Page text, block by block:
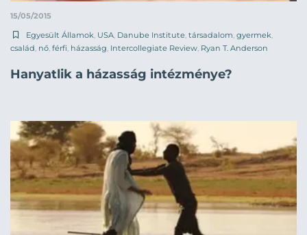
15/05/2015
Egyesült Államok USA Danube Institute társadalom gyermek
család nő férfi házasság Intercollegiate Review Ryan T. Anderson
Hanyatlik a házasság intézménye?